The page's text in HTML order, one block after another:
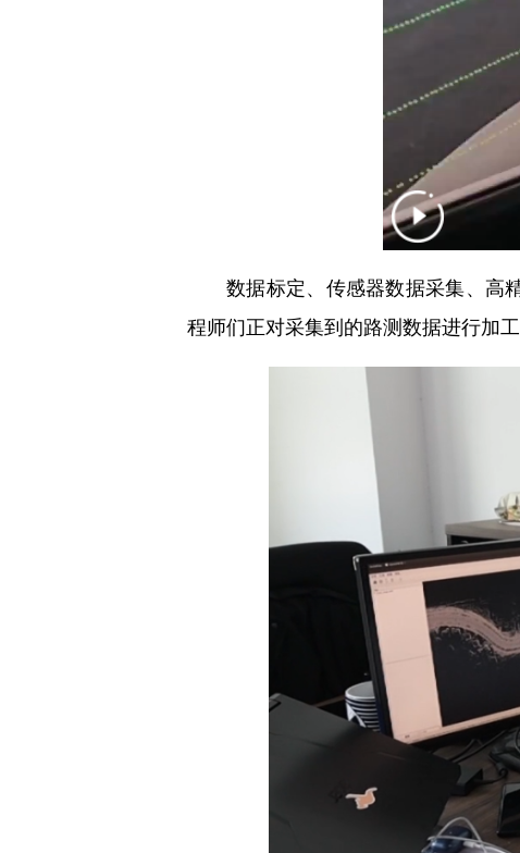
数据标定、传感器数据采集、高
程师们正对采集到的路测数据进行加